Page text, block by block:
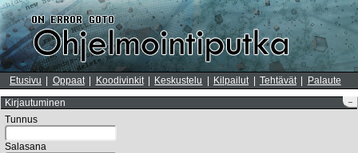
Etusivu Oppaat Koodivinkit Keskustelu Kilpailut Tehtävät Palaute
–
Kirjautuminen
Tunnus
Salasana